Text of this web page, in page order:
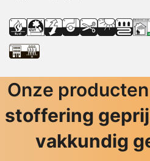
Onze
stoffering
vakkundig